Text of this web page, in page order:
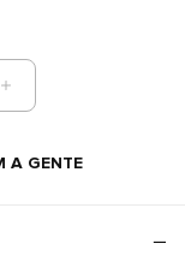
A GENTE